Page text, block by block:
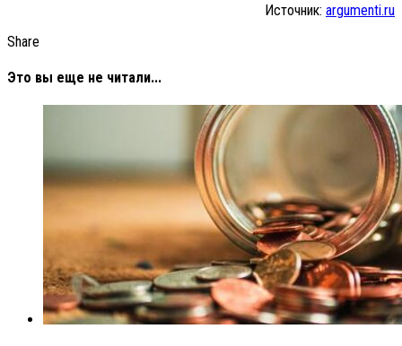
Источник: argumenti.ru
Share
Это вы еще не читали...